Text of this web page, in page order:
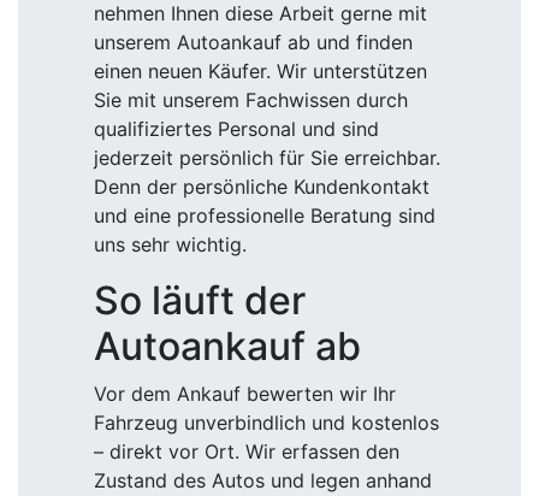
nehmen Ihnen diese Arbeit gerne mit
unserem Autoankauf ab und finden
einen neuen Käufer. Wir unterstützen
Sie mit unserem Fachwissen durch
qualifiziertes Personal und sind
jederzeit persönlich für Sie erreichbar.
Denn der persönliche Kundenkontakt
und eine professionelle Beratung sind
uns sehr wichtig.
So läuft der
Autoankauf ab
Vor dem Ankauf bewerten wir Ihr
Fahrzeug unverbindlich und kostenlos
– direkt vor Ort. Wir erfassen den
Zustand des Autos und legen anhand